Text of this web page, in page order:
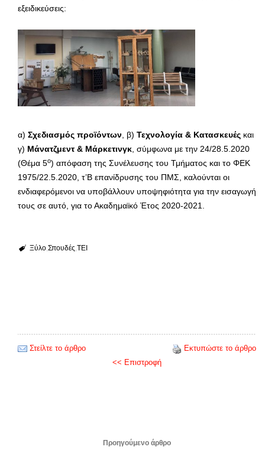
εξειδικεύσεις:
α) Σχεδιασμός προϊόντων, β) Τεχνολογία & Κατασκευές και
γ) Μάνατζμεντ & Μάρκετινγκ, σύμφωνα με την 24/28.5.2020
(Θέμα 5ο) απόφαση της Συνέλευσης του Τμήματος και το ΦΕΚ
1975/22.5.2020, τ’Β επανίδρυσης του ΠΜΣ, καλούνται οι
ενδιαφερόμενοι να υποβάλλουν υποψηφιότητα για την εισαγωγή
τους σε αυτό, για το Ακαδημαϊκό Έτος 2020-2021.
Ξύλο Σπουδές ΤΕΙ
Στείλτε το άρθρο
Εκτυπώστε το άρθρο
<< Επιστροφή
Προηγούμενο άρθρο